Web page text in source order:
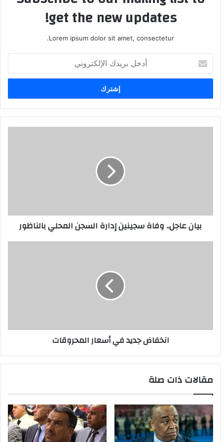
get the new updates!
Lorem ipsum dolor sit amet, consectetur.
بريدك
الإلكتروني
بيان عاجل.. وفاة سجينين إدارة السجن المحلي بالناظور
انخفاض جديد في أسعار المحروقات
مقالات ذات صلة